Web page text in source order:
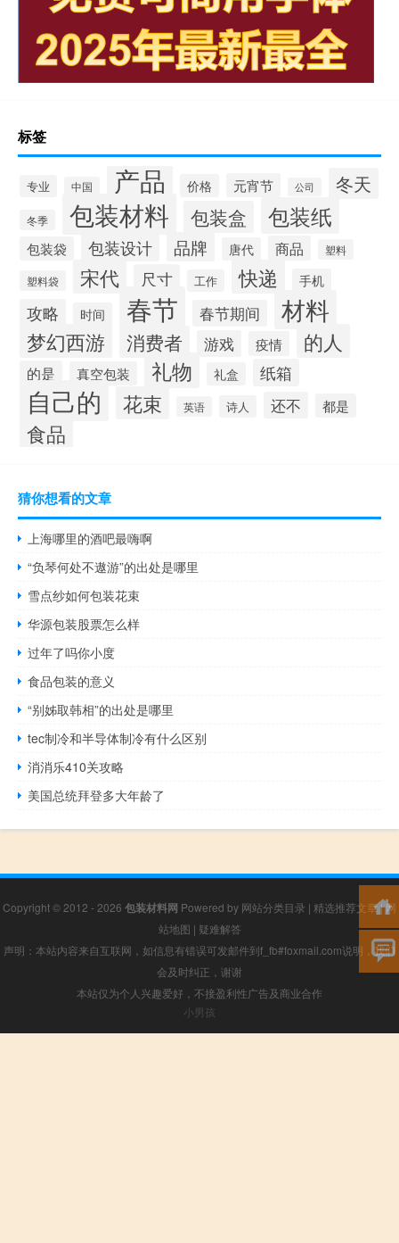
标签
专业 中国 产品 价格 元宵节 公司 冬天
冬季 包装材料 包装盒 包装纸
包装袋 包装设计 品牌 唐代 商品 塑料
塑料袋 宋代 尺寸 工作 快递 手机
攻略 时间 春节 春节期间 材料
梦幻西游 消费者 游戏 疫情 的人
的是 真空包装 礼物 礼盒 纸箱
自己的 花束 英语 诗人 还不 都是
食品
猜你想看的文章
上海哪里的酒吧最嗨啊
“负琴何处不遨游”的出处是哪里
雪点纱如何包装花束
华源包装股票怎么样
过年了吗你小度
食品包装的意义
“别姊取韩相”的出处是哪里
tec制冷和半导体制冷有什么区别
消消乐410关攻略
美国总统拜登多大年龄了
Copyright © 2012 - 2026 包装材料网 Powered by 网站分类目录 | 精选推荐文章|网
站地图 | 疑难解答
声明：本站内容来自互联网，如信息有错误可发邮件到f_fb#foxmail.com说明，我们
会及时纠正，谢谢
本站仅为个人兴趣爱好，不接盈利性广告及商业合作
小男孩